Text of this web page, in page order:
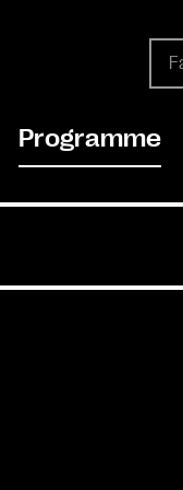
Programme